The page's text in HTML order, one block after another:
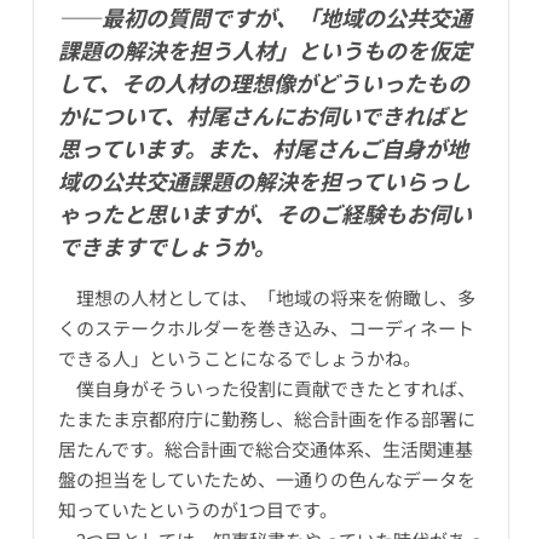
――最初の質問ですが、「地域の公共交通
課題の解決を担う人材」というものを仮定
して、その人材の理想像がどういったもの
かについて、村尾さんにお伺いできればと
思っています。また、村尾さんご自身が地
域の公共交通課題の解決を担っていらっし
ゃったと思いますが、そのご経験もお伺い
できますでしょうか。
理想の人材としては、「地域の将来を俯瞰し、多
くのステークホルダーを巻き込み、コーディネート
できる人」ということになるでしょうかね。
僕自身がそういった役割に貢献できたとすれば、
たまたま京都府庁に勤務し、総合計画を作る部署に
居たんです。総合計画で総合交通体系、生活関連基
盤の担当をしていたため、一通りの色んなデータを
知っていたというのが1つ目です。